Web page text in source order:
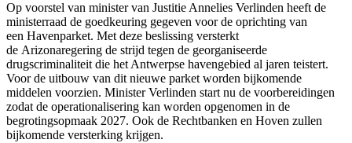
Op voorstel van minister van Justitie Annelies Verlinden heeft de
ministerraad de goedkeuring gegeven voor de oprichting van
een Havenparket. Met deze beslissing versterkt
de Arizonaregering de strijd tegen de georganiseerde
drugscriminaliteit die het Antwerpse havengebied al jaren teistert.
Voor de uitbouw van dit nieuwe parket worden bijkomende
middelen voorzien. Minister Verlinden start nu de voorbereidingen
zodat de operationalisering kan worden opgenomen in de
begrotingsopmaak 2027. Ook de Rechtbanken en Hoven zullen
bijkomende versterking krijgen.